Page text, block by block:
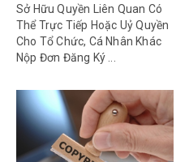
Sở Hữu Quyền Liên Quan Có
Thể Trực Tiếp Hoặc Uỷ Quyền
Cho Tổ Chức, Cá Nhân Khác
Nộp Đơn Đăng Ký ...